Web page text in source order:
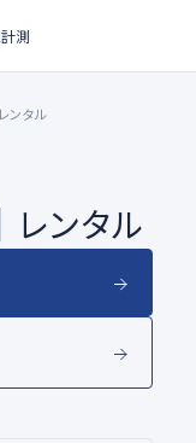
測
ンタル
レンタル